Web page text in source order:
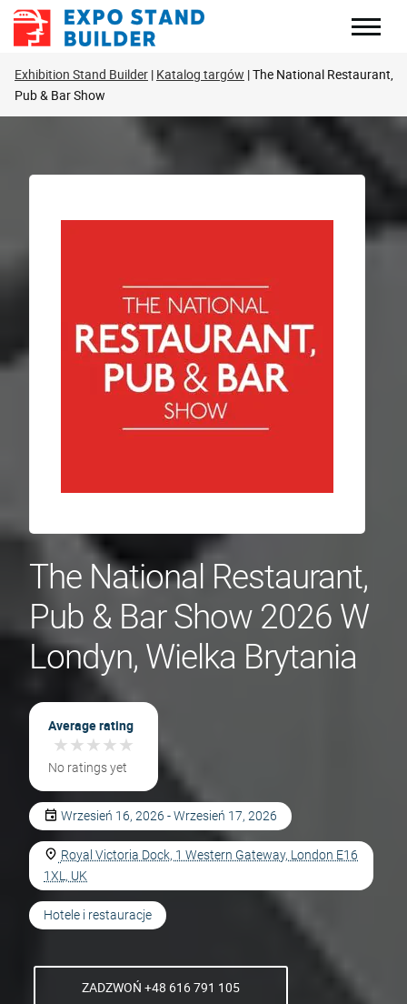
Skip
Exhibition Stand Builder Katalog targów The National Restaurant,
Pub & Bar Show
The National Restaurant,
Pub & Bar Show 2026 W
Londyn, Wielka Brytania
Average rating
★★★★★
★★★★★
No ratings yet
Wrzesień 16, 2026 - Wrzesień 17, 2026
Royal Victoria Dock, 1 Western Gateway, London E16
1XL, UK
Hotele i restauracje
ZADZWOŃ +48 616 791 105